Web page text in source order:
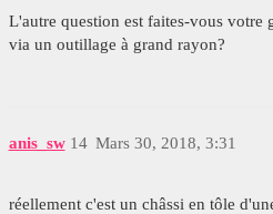
L'autre question est faites-vous votre
via un outillage à grand rayon?
anis_sw Mars 30, 2018, 3:31
14
réellement c'est un châssi en tôle